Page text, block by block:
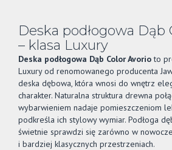
Deska podłogowa Dąb
– klasa Luxury
Deska podłogowa Dąb Color Avorioto
Luxury od renomowanego producenta
deska dębowa, która wnosi do wnętrz
charakter. Naturalna struktura drewna
wybarwieniem nadaje pomieszczeniom
podkreśla ich stylowy wymiar. Podłoga
świetnie sprawdzi się zarówno w
i bardziej klasycznych przestrzeniach.